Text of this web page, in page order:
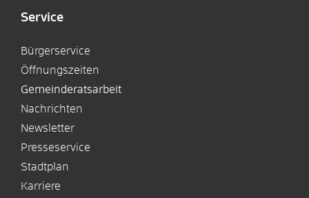
Service
Bürgerservice
Öffnungszeiten
Gemeinderatsarbeit
Nachrichten
Newsletter
Presseservice
Stadtplan
Karriere